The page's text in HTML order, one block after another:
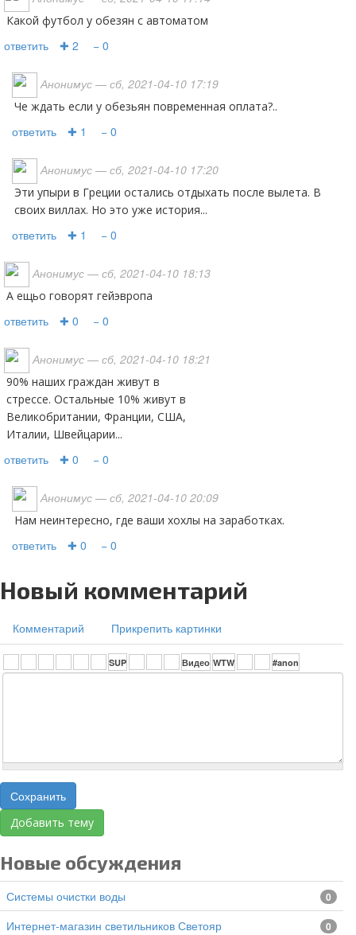
какой футбол у обезян с автоматом
ответить ✚ 2 − 0
Анонимус — сб, 2021-04-10 17:19
Че ждать если у обезьян повременная оплата?..
ответить ✚ 1 − 0
Анонимус — сб, 2021-04-10 17:20
Эти упыри в Греции остались отдыхать после вылета. В
своих виллах. Но это уже история...
ответить ✚ 1 − 0
Анонимус — сб, 2021-04-10 18:13
а ещьо говорят гейэвропа
ответить ✚ 0 − 0
Анонимус — сб, 2021-04-10 18:21
90% наших граждан живут в
стрессе. Остальные 10% живут в
Великобритании, Франции, США,
Италии, Швейцарии...
ответить ✚ 0 − 0
Анонимус — сб, 2021-04-10 20:09
нам неинтересно, где ваши хохлы на заработках.
ответить ✚ 0 − 0
Новый комментарий
Комментарий Прикрепить картинки
Сохранить
Добавить тему
Новые обсуждения
Системы очистки воды 0
Интернет-магазин светильников Светояр 0